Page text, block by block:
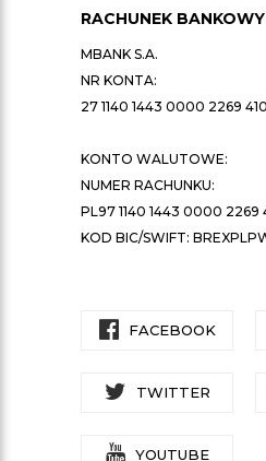
RACHUNEK BANKOWY
MBANK S.A.
NR KONTA:
27 1140 1443 0000 2269
KONTO WALUTOWE:
NUMER RACHUNKU:
PL97 1140 1443 0000 2269
KOD BIC/SWIFT:
FACEBOOK
TWITTER
YOUTUBE